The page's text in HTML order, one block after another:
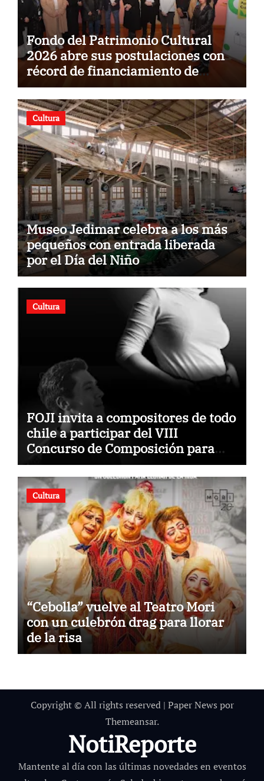
Fondo del Patrimonio Cultural
2026 abre sus postulaciones con
récord de financiamiento de
$5.500 millones
Cultura
Museo Jedimar celebra a los más
pequeños con entrada liberada
por el Día del Niño
Cultura
FOJI invita a compositores de todo
chile a participar del VIII
Concurso de Composición para
Orquestas Infanto Juveniles
“Jorge Peña Hen”
Cultura
“Cebolla” vuelve al Teatro Mori
con un culebrón drag para llorar
de la risa
Copyright © All rights reserved | Paper News por
Themeansar.
NotiReporte
Mantente al día con las últimas novedades en eventos